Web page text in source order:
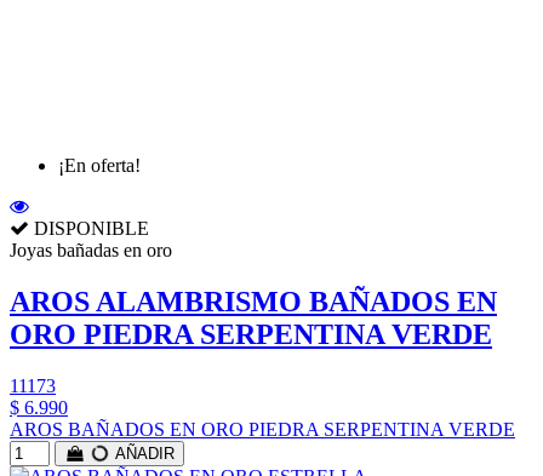
¡En oferta!
DISPONIBLE
Joyas bañadas en oro
AROS ALAMBRISMO BAÑADOS EN
ORO PIEDRA SERPENTINA VERDE
11173
$ 6.990
AROS BAÑADOS EN ORO PIEDRA SERPENTINA VERDE
AÑADIR